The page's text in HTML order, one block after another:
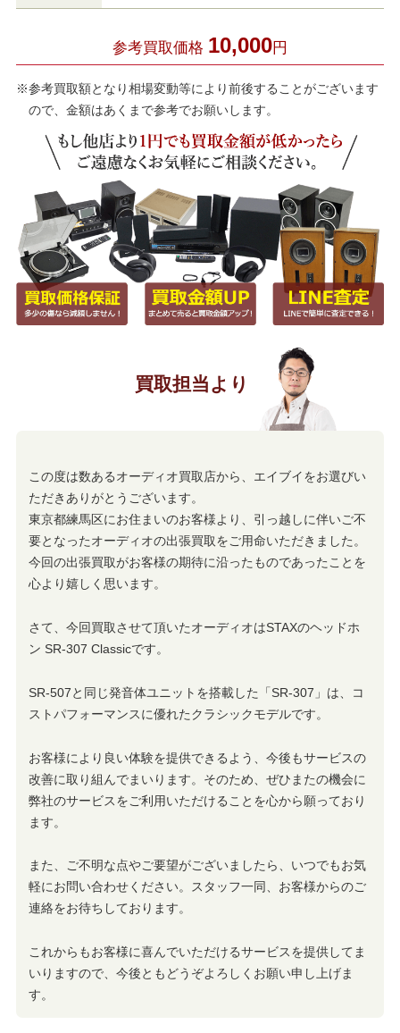
参考買取価格 10,000円
※参考買取額となり相場変動等により前後することがございます
ので、金額はあくまで参考でお願いします。
買取担当より
この度は数あるオーディオ買取店から、エイブイをお選びい
ただきありがとうございます。
東京都練馬区にお住まいのお客様より、引っ越しに伴いご不
要となったオーディオの出張買取をご用命いただきました。
今回の出張買取がお客様の期待に沿ったものであったことを
心より嬉しく思います。
さて、今回買取させて頂いたオーディオはSTAXのヘッドホ
ン SR-307 Classicです。
SR-507と同じ発音体ユニットを搭載した「SR-307」は、コ
ストパフォーマンスに優れたクラシックモデルです。
お客様により良い体験を提供できるよう、今後もサービスの
改善に取り組んでまいります。そのため、ぜひまたの機会に
弊社のサービスをご利用いただけることを心から願っており
ます。
また、ご不明な点やご要望がございましたら、いつでもお気
軽にお問い合わせください。スタッフ一同、お客様からのご
連絡をお待ちしております。
これからもお客様に喜んでいただけるサービスを提供してま
いりますので、今後ともどうぞよろしくお願い申し上げま
す。